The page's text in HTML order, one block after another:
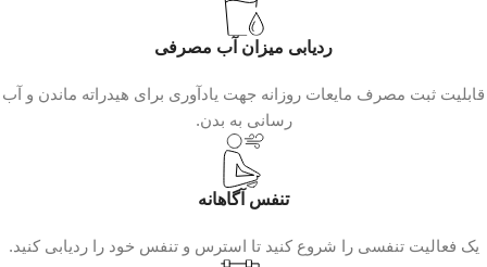
ردیابی میزان آب مصرفی
قابلیت ثبت مصرف مایعات روزانه جهت یادآوری برای هیدراته ماندن و آب
رسانی به بدن.
تنفس آگاهانه
یک فعالیت تنفسی را شروع کنید تا استرس و تنفس خود را ردیابی کنید.